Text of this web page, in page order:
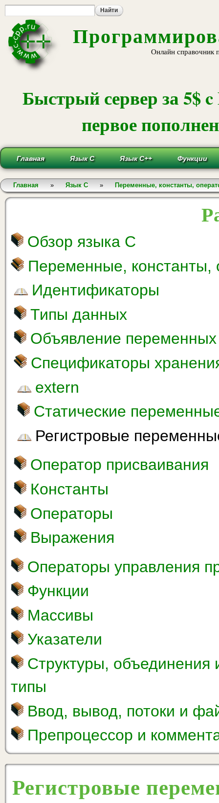
Онлайн справочник
Быстрый сервер за 5$
первое
Главная Язык С Язык С++ Функции
Вы здесь
Главная » Язык С » Переменные, константы,
Обзор языка С
Переменные,
Идентификаторы
Типы данных
Объявление переменных
Спецификаторы
extern
Статические
Регистровые
Оператор присваивания
Константы
Операторы
Выражения
Операторы управления
Функции
Массивы
Указатели
Структуры,
типы
Ввод, вывод, потоки и
Препроцессор и
Регистровые